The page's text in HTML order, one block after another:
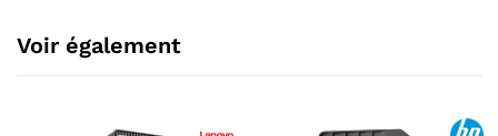
Voir également